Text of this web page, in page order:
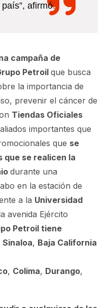
afirmó.
campaña de
Petroil que busca
la importancia de
prevenir el cáncer de
Tiendas Oficiales
importantes que
que se
que se realicen la
durante una
en la estación de
a la Universidad
avenida Ejército
Petroil tiene
Sinaloa, Baja California
, Colima, Durango,